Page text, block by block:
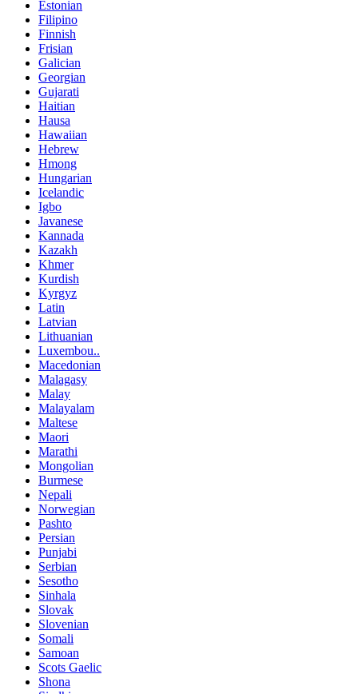
Estonian
Filipino
Finnish
Frisian
Galician
Georgian
Gujarati
Haitian
Hausa
Hawaiian
Hebrew
Hmong
Hungarian
Icelandic
Igbo
Javanese
Kannada
Kazakh
Khmer
Kurdish
Kyrgyz
Latin
Latvian
Lithuanian
Luxembou..
Macedonian
Malagasy
Malay
Malayalam
Maltese
Maori
Marathi
Mongolian
Burmese
Nepali
Norwegian
Pashto
Persian
Punjabi
Serbian
Sesotho
Sinhala
Slovak
Slovenian
Somali
Samoan
Scots Gaelic
Shona